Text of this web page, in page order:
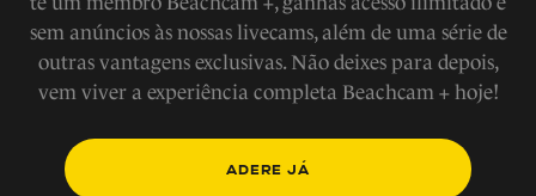
sem anúncios às nossas livecams, além de uma série de
outras vantagens exclusivas. Não deixes para depois,
vem viver a experiência completa Beachcam + hoje!
ADERE JÁ